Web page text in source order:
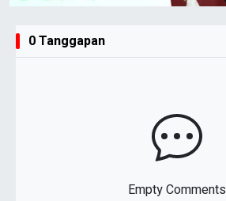
0 Tanggapan
Empty Comments